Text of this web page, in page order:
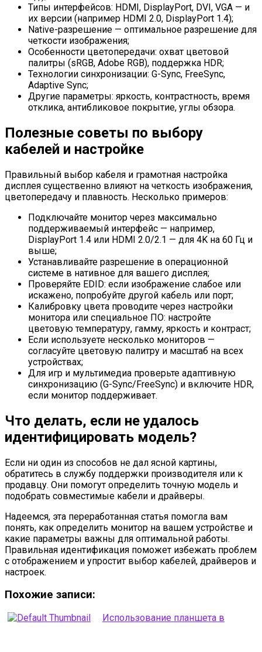
Типы интерфейсов: HDMI, DisplayPort, DVI, VGA — и
их версии (например HDMI 2.0, DisplayPort 1.4);
Native-разрешение — оптимальное разрешение для
четкости изображения;
Особенности цветопередачи: охват цветовой
палитры (sRGB, Adobe RGB), поддержка HDR;
Технологии синхронизации: G-Sync, FreeSync,
Adaptive Sync;
Другие параметры: яркость, контрастность, время
отклика, антибликовое покрытие, углы обзора.
Полезные советы по выбору
кабелей и настройке
Правильный выбор кабеля и грамотная настройка
дисплея существенно влияют на четкость изображения,
цветопередачу и плавность. Несколько примеров:
Подключайте монитор через максимально
поддерживаемый интерфейс — например,
DisplayPort 1.4 или HDMI 2.0/2.1 — для 4K на 60 Гц и
выше;
Устанавливайте разрешение в операционной
системе в нативное для вашего дисплея;
Проверяйте EDID: если изображение слабое или
искажено, попробуйте другой кабель или порт;
Калибровку цвета проводите через настройки
монитора или специальное ПО: настройте
цветовую температуру, гамму, яркость и контраст;
Если используете несколько мониторов —
согласуйте цветовую палитру и масштаб на всех
устройствах;
Для игр и мультимедиа проверьте адаптивную
синхронизацию (G-Sync/FreeSync) и включите HDR,
если монитор поддерживает.
Что делать, если не удалось
идентифицировать модель?
Если ни один из способов не дал ясной картины,
обратитесь в службу поддержки производителя или к
продавцу. Они помогут определить точную модель и
подобрать совместимые кабели и драйверы.
Надеемся, эта переработанная статья помогла вам
понять, как определить монитор на вашем устройстве и
какие параметры важны для оптимальной работы.
Правильная идентификация поможет избежать проблем
с отображением и упростит выбор кабелей, драйверов и
настроек.
Похожие записи:
Использование планшета в